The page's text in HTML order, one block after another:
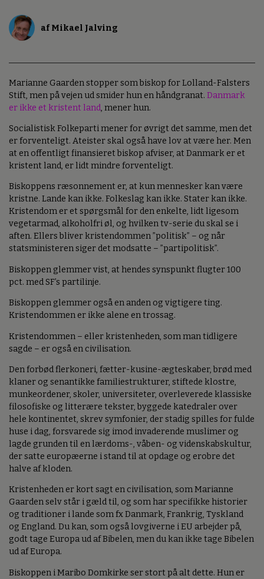
af Mikael Jalving
Marianne Gaarden stopper som biskop for Lolland-Falsters
Stift, men på vejen ud smider hun en håndgranat. Danmark
er ikke et kristent land, mener hun.
Socialistisk Folkeparti mener for øvrigt det samme, men det
er forventeligt. Ateister skal også have lov at være her. Men
at en offentligt finansieret biskop afviser, at Danmark er et
kristent land, er lidt mindre forventeligt.
Biskoppens ræsonnement er, at kun mennesker kan være
kristne. Lande kan ikke. Folkeslag kan ikke. Stater kan ikke.
Kristendom er et spørgsmål for den enkelte, lidt ligesom
vegetarmad, alkoholfri øl, og hvilken tv-serie du skal se i
aften. Ellers bliver kristendommen ”politisk” – og når
statsministeren siger det modsatte – ”partipolitisk”.
Biskoppen glemmer vist, at hendes synspunkt flugter 100
pct. med SF’s partilinje.
Biskoppen glemmer også en anden og vigtigere ting.
Kristendommen er ikke alene en trossag.
Kristendommen – eller kristenheden, som man tidligere
sagde – er også en civilisation.
Den forbød flerkoneri, fætter-kusine-ægteskaber, brød med
klaner og senantikke familiestrukturer, stiftede klostre,
munkeordener, skoler, universiteter, overleverede klassiske
filosofiske og litterære tekster, byggede katedraler over
hele kontinentet, skrev symfonier, der stadig spilles for fulde
huse i dag, forsvarede sig imod invaderende muslimer og
lagde grunden til en lærdoms-, våben- og videnskabskultur,
der satte europæerne i stand til at opdage og erobre det
halve af kloden.
Kristenheden er kort sagt en civilisation, som Marianne
Gaarden selv står i gæld til, og som har specifikke historier
og traditioner i lande som fx Danmark, Frankrig, Tyskland
og England. Du kan, som også lovgiverne i EU arbejder på,
godt tage Europa ud af Bibelen, men du kan ikke tage Bibelen
ud af Europa.
Biskoppen i Maribo Domkirke ser stort på alt dette. Hun er